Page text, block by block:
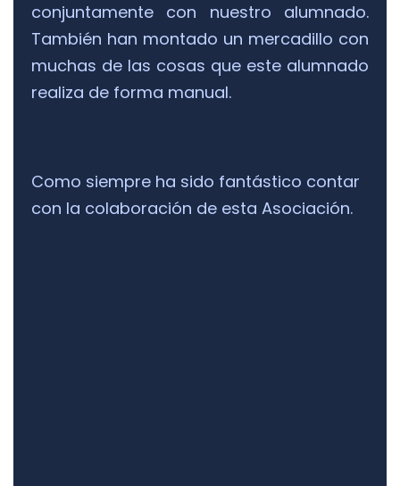
conjuntamente con nuestro alumnado.
También han montado un mercadillo con
muchas de las cosas que este alumnado
realiza de forma manual.
Como siempre ha sido fantástico contar
con la colaboración de esta Asociación.